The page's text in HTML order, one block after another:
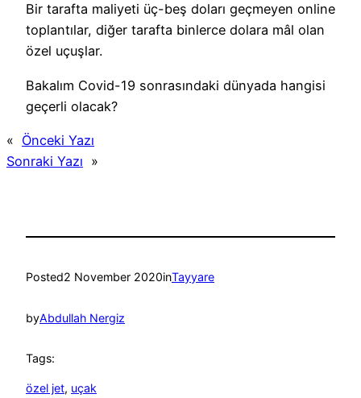
Bir tarafta maliyeti üç-beş doları geçmeyen online
toplantılar, diğer tarafta binlerce dolara mâl olan
özel uçuşlar.
Bakalım Covid-19 sonrasındaki dünyada hangisi
geçerli olacak?
« Önceki Yazı
Sonraki Yazı »
Posted2 November 2020inTayyare
byAbdullah Nergiz
Tags:
özel jet, uçak